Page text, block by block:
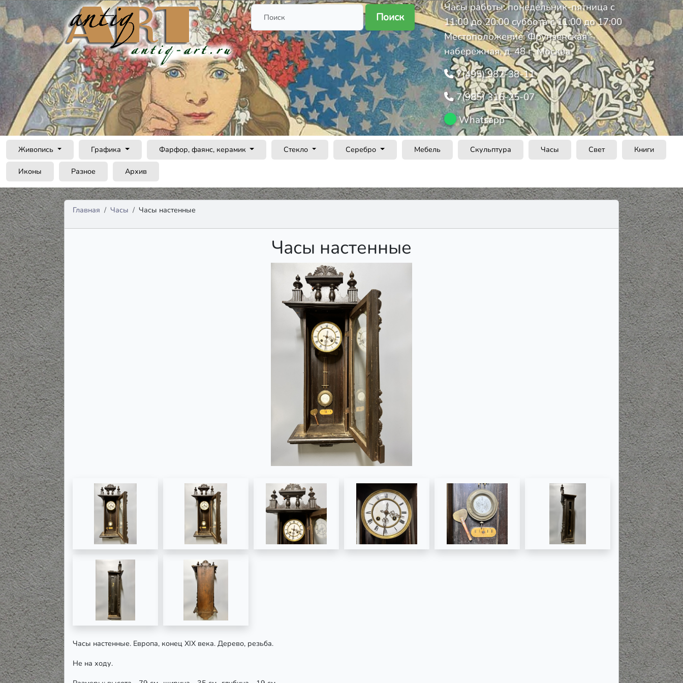
Поиск
Часы работы: понедельник-пятница с
11:00 до 20:00 суббота с 11:00 до 17:00
Местоположение: Фрунзенская
набережная, д. 48 г. Москва
7(495) 982-38-11
7(985) 316-25-07
Whatsapp
Живопись Графика Фарфор, фаянс, керамик Стекло Серебро Мебель Скульптура Часы Свет Книги
Иконы Разное Архив
Главная Часы Часы настенные
Часы настенные
Часы настенные. Европа, конец XIX века. Дерево, резьба.
Не на ходу.